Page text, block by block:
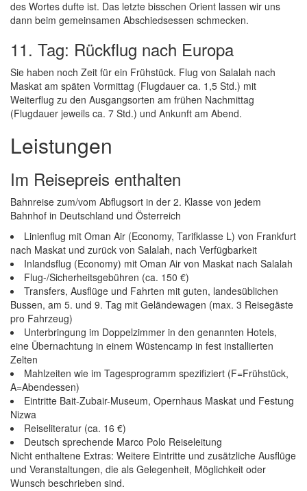
des Wortes dufte ist. Das letzte bisschen Orient lassen wir uns
dann beim gemeinsamen Abschiedsessen schmecken.
11. Tag: Rückflug nach Europa
Sie haben noch Zeit für ein Frühstück. Flug von Salalah nach
Maskat am späten Vormittag (Flugdauer ca. 1,5 Std.) mit
Weiterflug zu den Ausgangsorten am frühen Nachmittag
(Flugdauer jeweils ca. 7 Std.) und Ankunft am Abend.
Leistungen
Im Reisepreis enthalten
Bahnreise zum/vom Abflugsort in der 2. Klasse von jedem
Bahnhof in Deutschland und Österreich
Linienflug mit Oman Air (Economy, Tarifklasse L) von Frankfurt
nach Maskat und zurück von Salalah, nach Verfügbarkeit
Inlandsflug (Economy) mit Oman Air von Maskat nach Salalah
Flug-/Sicherheitsgebühren (ca. 150 €)
Transfers, Ausflüge und Fahrten mit guten, landesüblichen
Bussen, am 5. und 9. Tag mit Geländewagen (max. 3 Reisegäste
pro Fahrzeug)
Unterbringung im Doppelzimmer in den genannten Hotels,
eine Übernachtung in einem Wüstencamp in fest installierten
Zelten
Mahlzeiten wie im Tagesprogramm spezifiziert (F=Frühstück,
A=Abendessen)
Eintritte Bait-Zubair-Museum, Opernhaus Maskat und Festung
Nizwa
Reiseliteratur (ca. 16 €)
Deutsch sprechende Marco Polo Reiseleitung
Nicht enthaltene Extras: Weitere Eintritte und zusätzliche Ausflüge
und Veranstaltungen, die als Gelegenheit, Möglichkeit oder
Wunsch beschrieben sind.